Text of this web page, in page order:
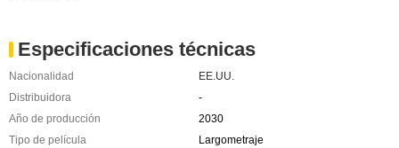
Especificaciones técnicas
Nacionalidad
EE.UU.
Distribuidora
-
Año de producción
2030
Tipo de película
Largometraje